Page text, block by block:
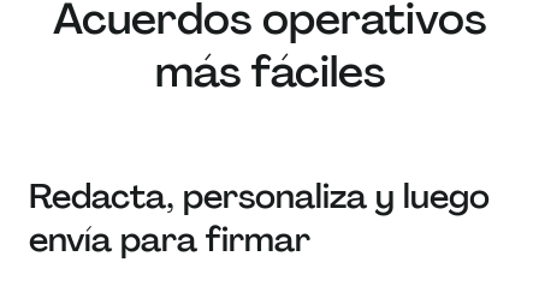
Acuerdos operativos
más fáciles
Redacta, personaliza y luego
envía para firmar